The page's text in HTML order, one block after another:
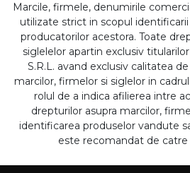
Marcile, firmele, denumirile
utilizate strict in scopul
producatorilor acestora. Toate
siglelelor apartin exclusiv
S.R.L. avand exclusiv calitatea
marcilor, firmelor si siglelor in
rolul de a indica afilierea intre
drepturilor asupra marcilor,
identificarea produselor vandute
este recomandat de